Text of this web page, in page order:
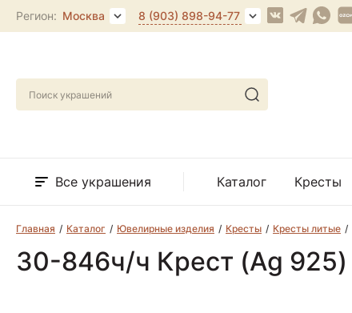
Регион: Москва 8 (903) 898-94-77
Все украшения Каталог Кресты
Главная Каталог Ювелирные изделия Кресты Кресты литые
30-846ч/ч Крест (Ag 925)